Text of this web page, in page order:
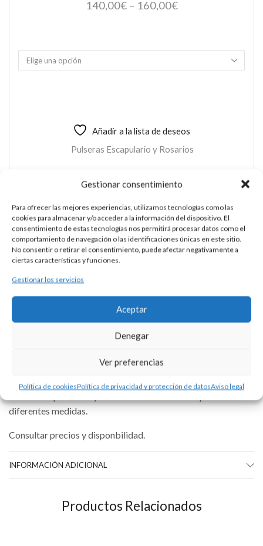
Gestionar consentimiento
Para ofrecer las mejores experiencias, utilizamos tecnologías como las
cookies para almacenar y/o acceder a la información del dispositivo. El
consentimiento de estas tecnologías nos permitirá procesar datos como el
comportamiento de navegación o las identificaciones únicas en este sitio.
No consentir o retirar el consentimiento, puede afectar negativamente a
ciertas características y funciones.
Gestionar los servicios
Aceptar
Denegar
Ver preferencias
Política de cookiesPolítica de privacidad y protección de datosAviso legal
140,00€– 160,00€
Añadir a la lista de deseos
Pulseras Escapulario y Rosarios
ROSARIO PLATA Y PIEDRAS
Esta es una pieza única al ser realizada de manera artesanal en
nuestros talleres de Madrid, España. Es por ello por lo que sus
Para cualquier consulta contacte con nosotros.
diferentes medidas.
Consultar precios y disponbilidad.
INFORMACIÓN ADICIONAL
Productos Relacionados